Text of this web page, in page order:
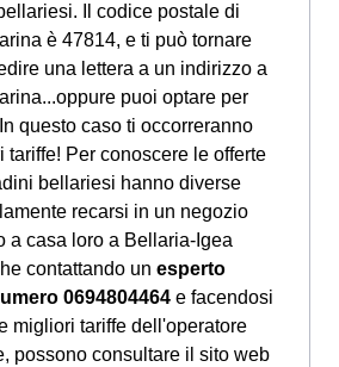
Il codice postale di
è 47814, e ti può tornare
una lettera a un indirizzo a
puoi optare per
questo caso ti occorreranno
tariffe! Per conoscere le offerte
bellariesi hanno diverse
recarsi in un negozio
a casa loro a Bellaria-Igea
contattando un esperto
0694804464 e facendosi
migliori tariffe dell'operatore
possono consultare il sito web